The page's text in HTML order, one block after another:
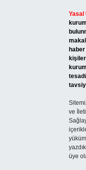
Yasal
ve
üye